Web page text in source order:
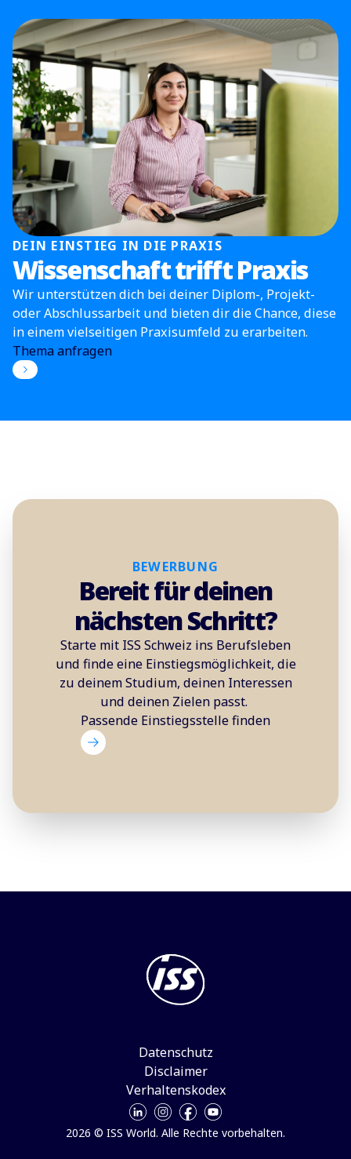
DEIN EINSTIEG IN DIE PRAXIS
Wissenschaft trifft Praxis
Wir unterstützen dich bei deiner Diplom-, Projekt-
oder Abschlussarbeit und bieten dir die Chance, diese
in einem vielseitigen Praxisumfeld zu erarbeiten.
Thema anfragen
BEWERBUNG
Bereit für deinen
nächsten Schritt?
Starte mit ISS Schweiz ins Berufsleben
und finde eine Einstiegsmöglichkeit, die
zu deinem Studium, deinen Interessen
und deinen Zielen passt.
Passende Einstiegsstelle finden
2026 © ISS World. Alle Rechte vorbehalten.
Datenschutz
Disclaimer
Verhaltenskodex